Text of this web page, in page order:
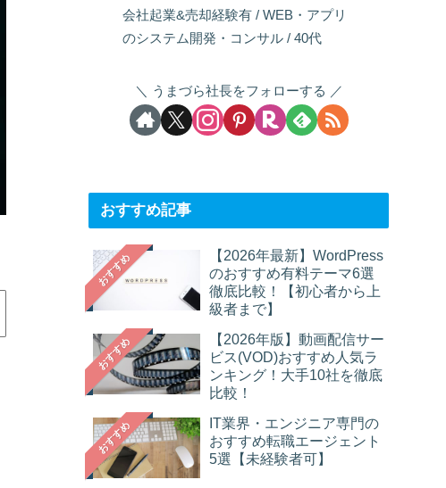
会社起業&売却経験有 / WEB・アプリ
のシステム開発・コンサル / 40代
うまづら社長をフォローする
おすすめ記事
おすすめ
【2026年最新】WordPress
のおすすめ有料テーマ6選
徹底比較！【初心者から上
級者まで】
おすすめ
【2026年版】動画配信サー
ビス(VOD)おすすめ人気ラ
ンキング！大手10社を徹底
比較！
おすすめ
IT業界・エンジニア専門の
おすすめ転職エージェント
5選【未経験者可】